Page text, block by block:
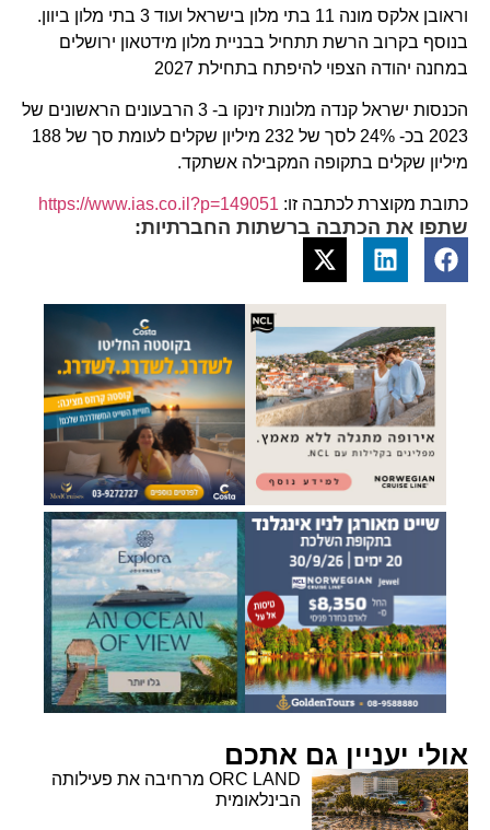
וראובן אלקס מונה 11 בתי מלון בישראל ועוד 3 בתי מלון ביוון.
בנוסף בקרוב הרשת תתחיל בבניית מלון מידטאון ירושלים
במחנה יהודה הצפוי להיפתח בתחילת 2027
הכנסות ישראל קנדה מלונות זינקו ב- 3 הרבעונים הראשונים של
2023 בכ- 24% לסך של 232 מיליון שקלים לעומת סך של 188
מיליון שקלים בתקופה המקבילה אשתקד.
כתובת מקוצרת לכתבה זו: https://www.ias.co.il?p=149051
שתפו את הכתבה ברשתות החברתיות:
אולי יעניין גם אתכם
ORC LAND מרחיבה את פעילותה
הבינלאומית